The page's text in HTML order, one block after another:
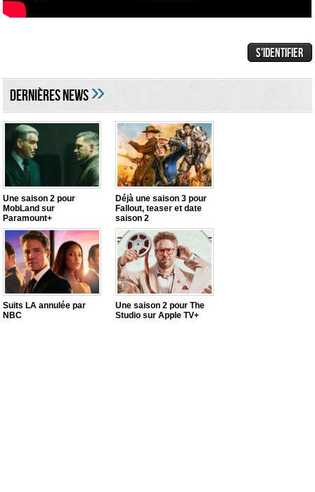
DERNIÈRES NEWS»
Une saison 2 pour
MobLand sur
Paramount+
Déjà une saison 3 pour
Fallout, teaser et date
saison 2
Suits LA annulée par
NBC
Une saison 2 pour The
Studio sur Apple TV+